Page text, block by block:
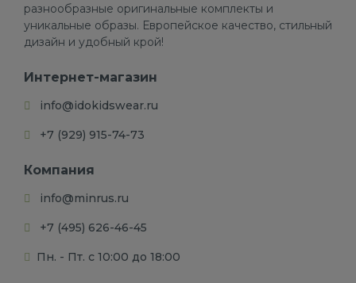
разнообразные оригинальные комплекты и
уникальные образы. Европейское качество, стильный
дизайн и удобный крой!
Интернет-магазин
info@idokidswear.ru
+7 (929) 915-74-73
Компания
info@minrus.ru
+7 (495) 626-46-45
Пн. - Пт. с 10:00 до 18:00